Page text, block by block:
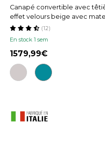
Canapé convertible avec
effet velours beige avec
En stock 1 sem
(12)
1579,99